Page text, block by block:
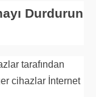
Durdurun
tarafından
cihazlar İnternet